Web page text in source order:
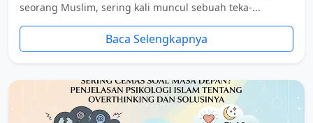
seorang Muslim, sering kali muncul sebuah teka-...
Baca Selengkapnya